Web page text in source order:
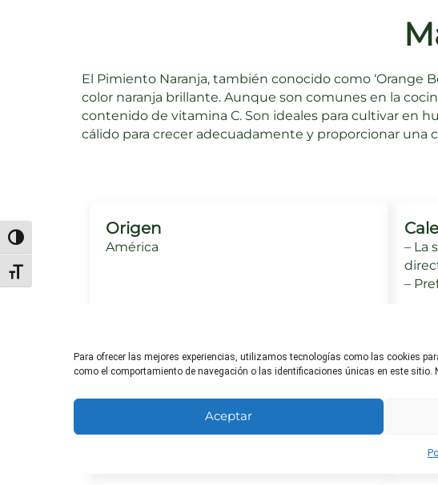
Para ofrecer las mejores experiencias, utilizamos tecnologías como las cookies
como el comportamiento de navegación o las identificaciones únicas en este
Aceptar
Alternar alto contraste
Alternar tamaño de letra
El Pimiento Naranja, también conocido como ‘Orange
color naranja brillante. Aunque son comunes en la
contenido de vitamina C. Son ideales para cultivar en
cálido para crecer adecuadamente y proporcionar una
Origen
América
– La
–
Necesidades de sol
Prefieren el sol pleno, pero también
pueden crecer en semisombra en climas
más cálidos.